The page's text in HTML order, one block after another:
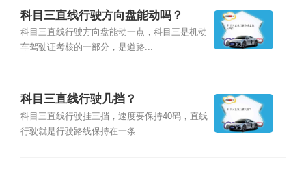
科目三直线行驶方向盘能动吗？
科目三直线行驶方向盘能动一点，科目三是机动
车驾驶证考核的一部分，是道路...
科目三直线行驶几挡？
科目三直线行驶挂三挡，速度要保持40码，直线
行驶就是行驶路线保持在一条...